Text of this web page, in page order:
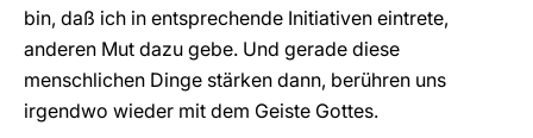
bin, daß ich in entsprechende Initiativen eintrete,
anderen Mut dazu gebe. Und gerade diese
menschlichen Dinge stärken dann, berühren uns
irgendwo wieder mit dem Geiste Gottes.